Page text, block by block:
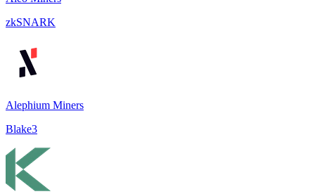
zkSNARK
Alephium Miners
Blake3